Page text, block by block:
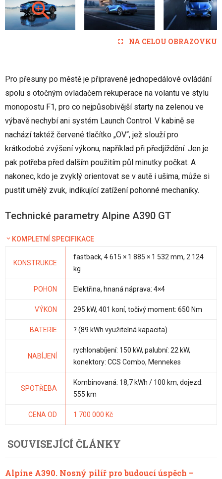
NA CELOU OBRAZOVKU
Pro přesuny po městě je připravené jednopedálové ovládání
spolu s otočným ovladačem rekuperace na volantu ve stylu
monopostu F1, pro co nejpůsobivější starty na zelenou ve
výbavě nechybí ani systém Launch Control. V kabině se
nachází taktéž červené tlačítko „OV“, jež slouží pro
krátkodobé zvýšení výkonu, například při předjíždění. Jen je
pak potřeba před dalším použitím půl minutky počkat. A
nakonec, kdo je zvyklý orientovat se v autě i ušima, může si
pustit umělý zvuk, indikující zatížení pohonné mechaniky.
Technické parametry Alpine A390 GT
KOMPLETNÍ SPECIFIKACE
KONSTRUKCE
fastback, 4 615 × 1 885 × 1 532 mm, 2 124
kg
POHON Elektřina, hnaná náprava: 4×4
VÝKON 295 kW, 401 koní, točivý moment: 650 Nm
BATERIE ? (89 kWh využitelná kapacita)
NABÍJENÍ
rychlonabíjení: 150 kW, palubní: 22 kW,
konektory: CCS Combo, Mennekes
SPOTŘEBA
Kombinovaná: 18,7 kWh / 100 km, dojezd:
555 km
CENA OD 1 700 000 Kč
SOUVISEJÍCÍ ČLÁNKY
Alpine A390. Nosný pilíř pro budoucí úspěch –